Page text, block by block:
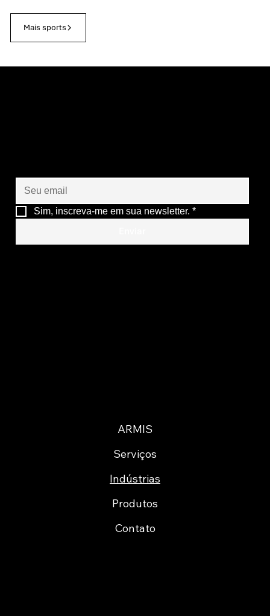
Mais sports
ARMIS
Serviços
Indústrias
Produtos
Contato
Sim, inscreva-me em sua newsletter. *